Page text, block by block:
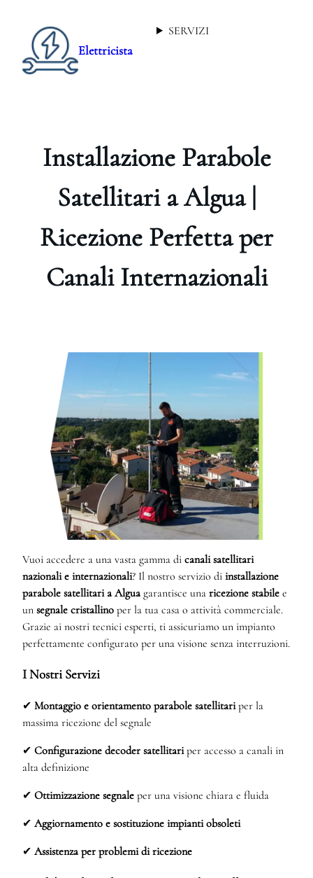
Elettricista
SERVIZI
Installazione Parabole
Satellitari a Algua |
Ricezione Perfetta per
Canali Internazionali
Vuoi accedere a una vasta gamma di canali satellitari
nazionali e internazionali? Il nostro servizio di installazione
parabole satellitari a Alguagarantisce una ricezione stabile e
un segnale cristallino per la tua casa o attività commerciale.
Grazie ai nostri tecnici esperti, ti assicuriamo un impianto
perfettamente configurato per una visione senza interruzioni.
I Nostri Servizi
✔ Montaggio e orientamento parabole satellitariper la
massima ricezione del segnale
✔ Configurazione decoder satellitariper accesso a canali in
alta definizione
✔ Ottimizzazione segnale per una visione chiara e fluida
✔ Aggiornamento e sostituzione impianti obsoleti
✔ Assistenza per problemi di ricezione